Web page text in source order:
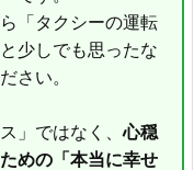
「タクシーの運転
少しでも思ったな
さい。
」ではなく、心穏
めの「本当に幸せ